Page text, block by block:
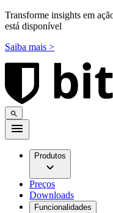
Transforme insights em
está disponível
Saiba mais >
Produtos
Preços
Downloads
Funcionalidades